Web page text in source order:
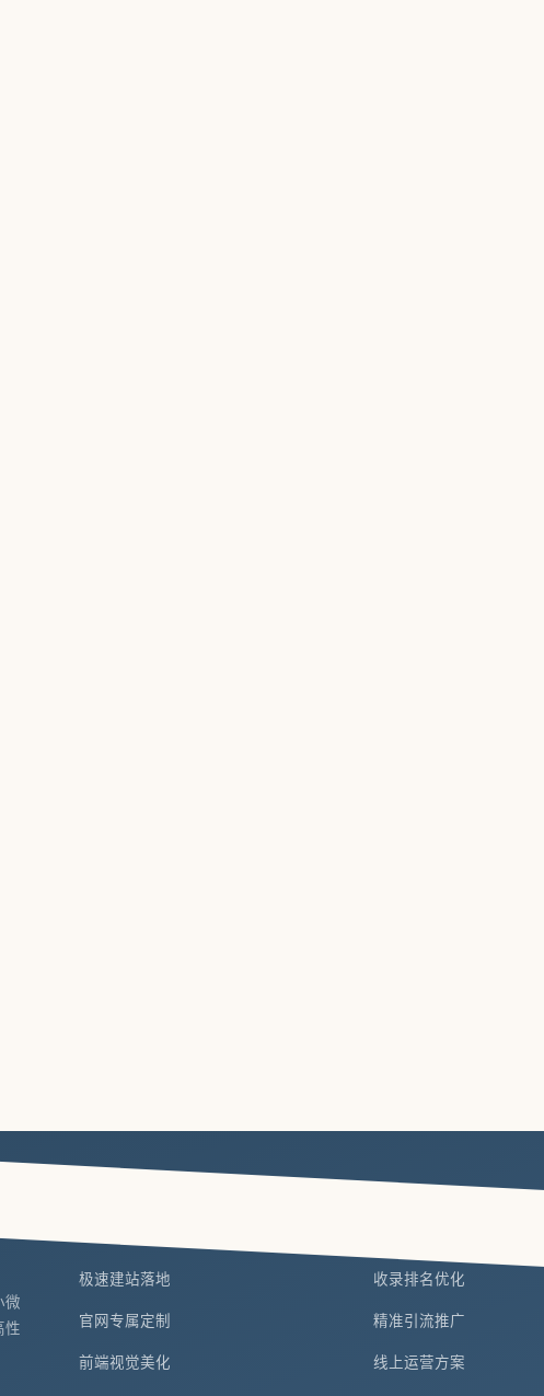
微
性
极速建站落地
官网专属定制
前端视觉美化
收录排名优化
精准引流推广
线上运营方案